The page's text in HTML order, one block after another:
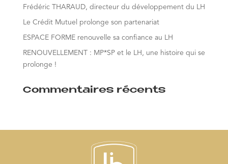
Frédéric THARAUD, directeur du développement du LH
Le Crédit Mutuel prolonge son partenariat
ESPACE FORME renouvelle sa confiance au LH
RENOUVELLEMENT : MP*SP et le LH, une histoire qui se
prolonge !
Commentaires récents